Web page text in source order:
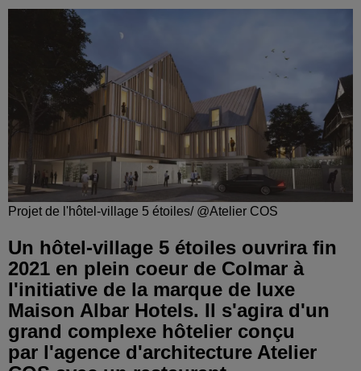
Projet de l'hôtel-village 5 étoiles/ @Atelier COS
Un hôtel-village 5 étoiles ouvrira fin
2021 en plein coeur de Colmar à
l'initiative de la marque de luxe
Maison Albar Hotels. Il s'agira d'un
grand complexe hôtelier conçu
par l'agence d'architecture Atelier